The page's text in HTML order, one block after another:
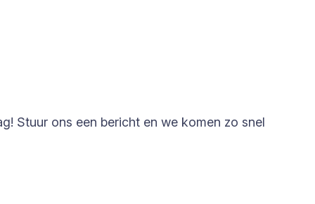
Stuur ons een bericht en we komen zo snel